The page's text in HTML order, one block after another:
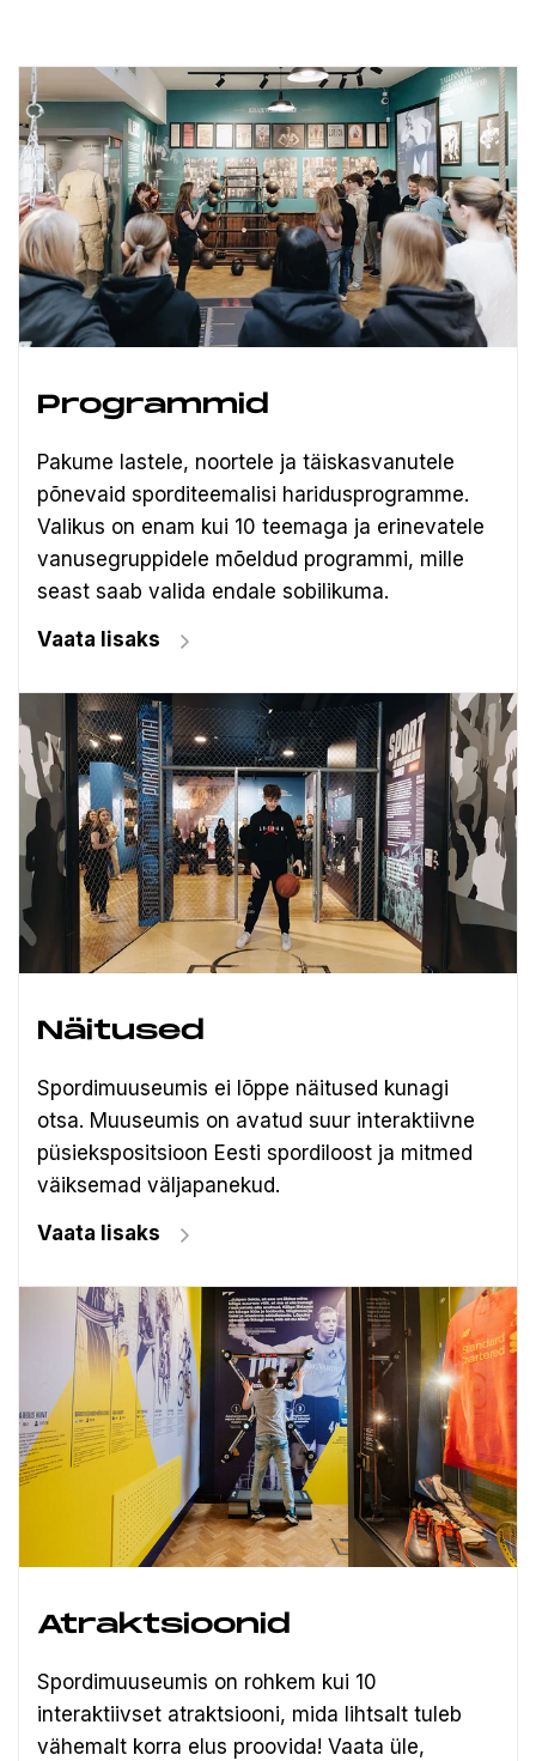
Programmid
Pakume lastele, noortele ja täiskasvanutele
põnevaid sporditeemalisi haridusprogramme.
Valikus on enam kui 10 teemaga ja erinevatele
vanusegruppidele mõeldud programmi, mille
seast saab valida endale sobilikuma.
Vaata lisaks
Näitused
Spordimuuseumis ei lõppe näitused kunagi
otsa. Muuseumis on avatud suur interaktiivne
püsiekspositsioon Eesti spordiloost ja mitmed
väiksemad väljapanekud.
Vaata lisaks
Atraktsioonid
Spordimuuseumis on rohkem kui 10
interaktiivset atraktsiooni, mida lihtsalt tuleb
vähemalt korra elus proovida! Vaata üle,